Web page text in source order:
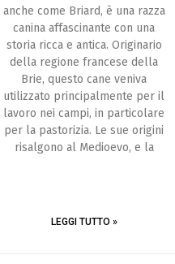
anche come Briard, è una razza
canina affascinante con una
storia ricca e antica. Originario
della regione francese della
Brie, questo cane veniva
utilizzato principalmente per il
lavoro nei campi, in particolare
per la pastorizia. Le sue origini
risalgono al Medioevo, e la
LEGGI TUTTO »